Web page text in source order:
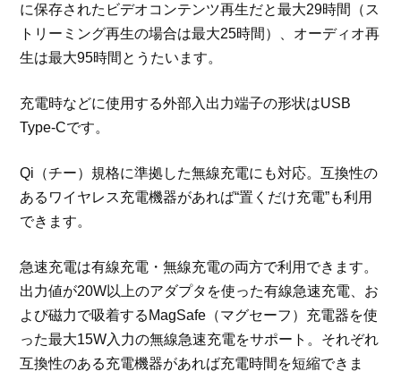
に保存されたビデオコンテンツ再生だと最大29時間（ス
トリーミング再生の場合は最大25時間）、オーディオ再
生は最大95時間とうたいます。
充電時などに使用する外部入出力端子の形状はUSB
Type-Cです。
Qi（チー）規格に準拠した無線充電にも対応。互換性の
あるワイヤレス充電機器があれば“置くだけ充電”も利用
できます。
急速充電は有線充電・無線充電の両方で利用できます。
出力値が20W以上のアダプタを使った有線急速充電、お
よび磁力で吸着するMagSafe（マグセーフ）充電器を使
った最大15W入力の無線急速充電をサポート。それぞれ
互換性のある充電機器があれば充電時間を短縮できま